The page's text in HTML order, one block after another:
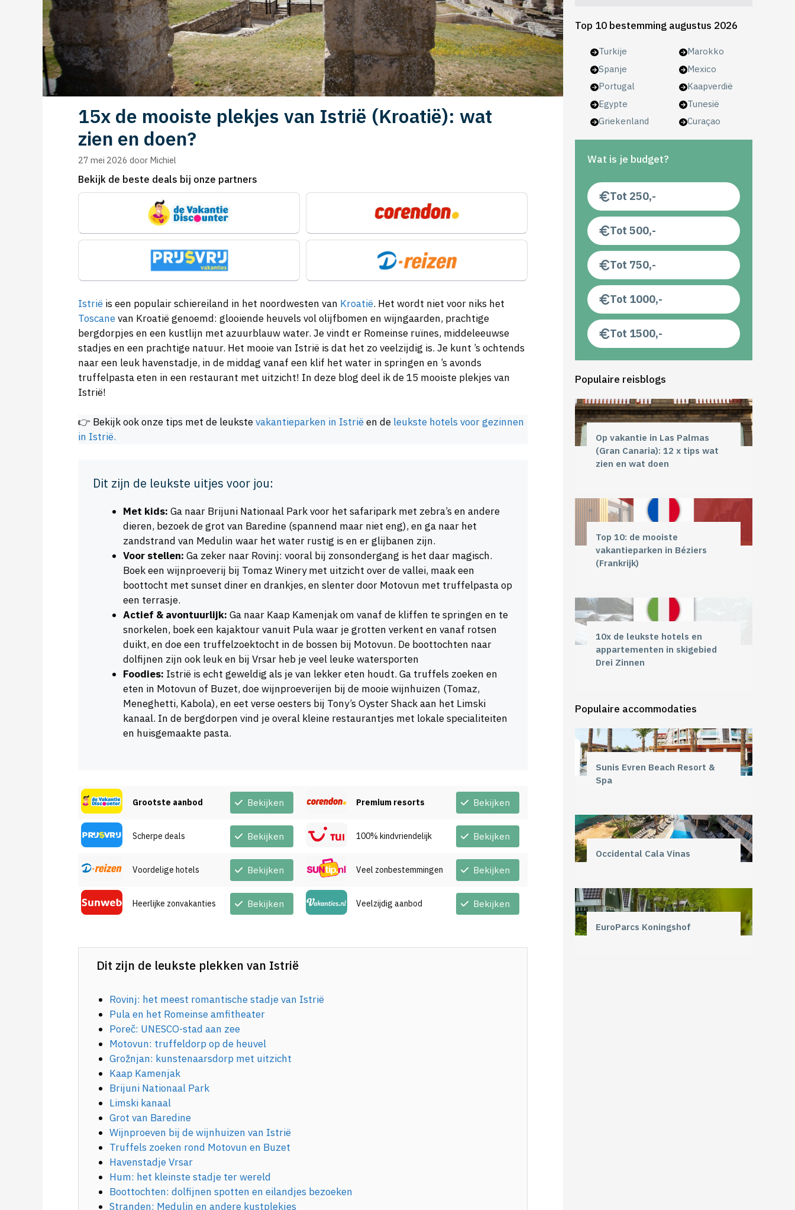
15x de mooiste plekjes van Istrië (Kroatië): wat
zien en doen?
27 mei 2026 door Michiel
Bekijk de beste deals bij onze partners
Istrië is een populair schiereiland in het noordwesten van Kroatië. Het wordt niet voor niks het
Toscanevan Kroatië genoemd: glooiende heuvels vol olijfbomen en wijngaarden, prachtige
bergdorpjes en een kustlijn met azuurblauw water. Je vindt er Romeinse ruïnes, middeleeuwse
stadjes en een prachtige natuur. Het mooie van Istrië is dat het zo veelzijdig is. Je kunt ’s ochtends
naar een leuk havenstadje, in de middag vanaf een klif het water in springen en ’s avonds
truffelpasta eten in een restaurant met uitzicht! In deze blog deel ik de 15 mooiste plekjes van
Istrië!
👉 Bekijk ook onze tips met de leukstevakantieparken in Istriëen de leukste hotels voor gezinnen
in Istrië.
Dit zijn de leukste uitjes voor jou:
Met kids: Ga naar Brijuni Nationaal Park voor het safaripark met zebra’s en andere
dieren, bezoek de grot van Baredine (spannend maar niet eng), en ga naar het
zandstrand van Medulin waar het water rustig is en er glijbanen zijn.
Voor stellen: Ga zeker naar Rovinj: vooral bij zonsondergang is het daar magisch.
Boek een wijnproeverij bij Tomaz Winery met uitzicht over de vallei, maak een
boottocht met sunset diner en drankjes, en slenter door Motovun met truffelpasta op
een terrasje.
Actief & avontuurlijk: Ga naar Kaap Kamenjak om vanaf de kliffen te springen en te
snorkelen, boek een kajaktour vanuit Pula waar je grotten verkent en vanaf rotsen
duikt, en doe een truffelzoektocht in de bossen bij Motovun. De boottochten naar
dolfijnen zijn ook leuk en bij Vrsar heb je veel leuke watersporten
Foodies: Istrië is echt geweldig als je van lekker eten houdt. Ga truffels zoeken en
eten in Motovun of Buzet, doe wijnproeverijen bij de mooie wijnhuizen (Tomaz,
Meneghetti, Kabola), en eet verse oesters bij Tony’s Oyster Shack aan het Limski
kanaal. In de bergdorpen vind je overal kleine restaurantjes met lokale specialiteiten
en huisgemaakte pasta.
Grootste aanbod Bekijken
Scherpe deals Bekijken
Voordelige hotels Bekijken
Heerlijke zonvakanties Bekijken
Premium resorts Bekijken
100% kindvriendelijk Bekijken
Veel zonbestemmingen Bekijken
Veelzijdig aanbod Bekijken
Dit zijn de leukste plekken van Istrië
Rovinj: het meest romantische stadje van Istrië
Pula en het Romeinse amfitheater
Poreč: UNESCO-stad aan zee
Motovun: truffeldorp op de heuvel
Grožnjan: kunstenaarsdorp met uitzicht
Kaap Kamenjak
Brijuni Nationaal Park
Limski kanaal
Grot van Baredine
Wijnproeven bij de wijnhuizen van Istrië
Truffels zoeken rond Motovun en Buzet
Havenstadje Vrsar
Hum: het kleinste stadje ter wereld
Boottochten: dolfijnen spotten en eilandjes bezoeken
Stranden: Medulin en andere kustplekjes
Top 10 bestemming augustus 2026
Turkije
Spanje
Portugal
Egypte
Griekenland
Marokko
Mexico
Kaapverdië
Tunesië
Curaçao
Wat is je budget?
Tot 250,-
Tot 500,-
Tot 750,-
Tot 1000,-
Tot 1500,-
Populaire reisblogs
Op vakantie in Las Palmas
(Gran Canaria): 12 x tips wat
zien en wat doen
Top 10: de mooiste
vakantieparken in Béziers
(Frankrijk)
10x de leukste hotels en
appartementen in skigebied
Drei Zinnen
Populaire accommodaties
Sunis Evren Beach Resort &
Spa
Occidental Cala Vinas
EuroParcs Koningshof